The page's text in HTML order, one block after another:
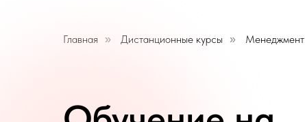
Главная » Дистанционные курсы » Менеджмент